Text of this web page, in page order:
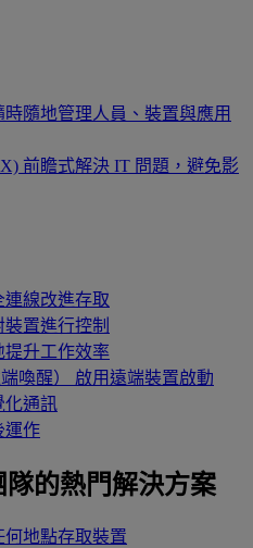
時隨地管理人員、裝置與應用
前瞻式解決 IT 問題，避免影
連線改進存取
裝置進行控制
提升工作效率
喚醒）
啟用遠端裝置啟動
化通訊
運作
隊的熱門解決方案
何地點存取裝置